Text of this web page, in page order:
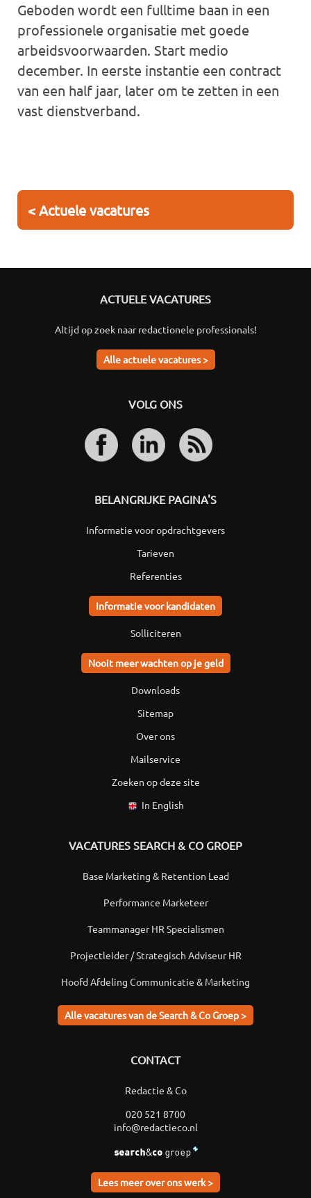
Geboden wordt een fulltime baan in een
professionele organisatie met goede
arbeidsvoorwaarden. Start medio
december. In eerste instantie een contract
van een half jaar, later om te zetten in een
vast dienstverband.
< Actuele vacatures
ACTUELE VACATURES
Altijd op zoek naar redactionele professionals!
Alle actuele vacatures >
VOLG ONS
BELANGRIJKE PAGINA'S
Informatie voor opdrachtgevers
Tarieven
Referenties
Informatie voor kandidaten
Solliciteren
Nooit meer wachten op je geld
Downloads
Sitemap
Over ons
Mailservice
Zoeken op deze site
In English
VACATURES SEARCH & CO GROEP
Base Marketing & Retention Lead
Performance Marketeer
Teammanager HR Specialismen
Projectleider / Strategisch Adviseur HR
Hoofd Afdeling Communicatie & Marketing
Alle vacatures van de Search & Co Groep >
CONTACT
Redactie & Co
020 521 8700
info@redactieco.nl
Lees meer over ons werk >